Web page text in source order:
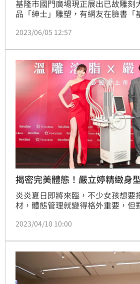
基隆市國門廣場現正展出已故雕刻
品「紳士」雕塑，有網友在臉書「
菸，她見狀立刻上前勸阻對方不要
塑未受損。記者陳韋劭／基隆報導
2023/06/05 12:57
揭密完美體態！嚴立婷精緻身
炎炎夏日即將來臨，不少女孩想要
材，體態管理就變得格外重要，但
婷，近日出席醫美品牌記者會，大
2023/04/10 10:00